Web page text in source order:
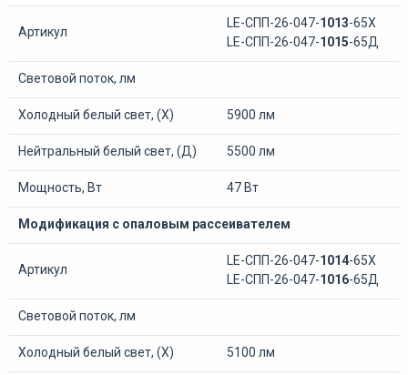
Артикул
LE-СПП-26-047-1013-65Х
LE-СПП-26-047-1015-65Д
Световой поток, лм
Холодный белый свет, (Х) 5900 лм
Нейтральный белый свет, (Д) 5500 лм
Мощность, Вт 47 Вт
Модификация с опаловым рассеивателем
Артикул
LE-СПП-26-047-1014-65Х
LE-СПП-26-047-1016-65Д
Световой поток, лм
Холодный белый свет, (Х) 5100 лм